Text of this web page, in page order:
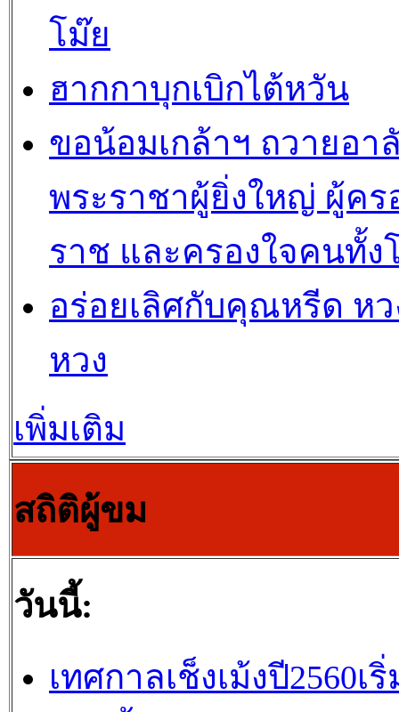
โม๊ย
ฮากกาบุกเบิกไต้หวัน
ขอน้อมเกล้าฯ ถวายอา
พระราชาผู้ยิ่งใหญ่ ผู้คร
ราช และครองใจคนทั้ง
อร่อยเลิศกับคุณหรีด หว
หวง
เพิ่มเติม
สถิติผู้ขม
วันนี้:
เทศกาลเช็งเม้งปี2560เ